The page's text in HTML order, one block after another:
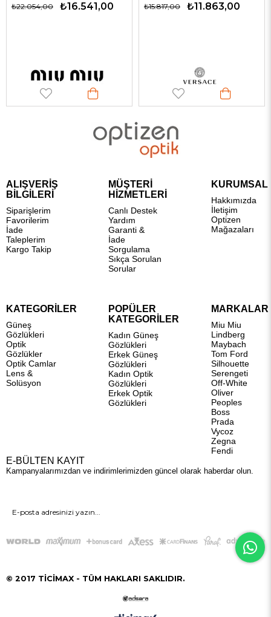
₺16.541,00 ₺11.863,00
₺15.817,00 ₺19.327,00
ALIŞVERİŞ
BİLGİLERİ
Siparişlerim
Favorilerim
İade
Taleplerim
Kargo Takip
MÜŞTERİ
HİZMETLERİ
Canlı Destek
Yardım
Garanti &
İade
Sorgulama
Sıkça Sorulan
Sorular
KURUMSAL
Hakkımızda
İletişim
Optizen
Mağazaları
KATEGORİLER
Güneş
Gözlükleri
Optik
Gözlükler
Optik Camlar
Lens &
Solüsyon
POPÜLER
KATEGORİLER
Kadın Güneş
Gözlükleri
Erkek Güneş
Gözlükleri
Kadın Optik
Gözlükleri
Erkek Optik
Gözlükleri
MARKALAR
Miu Miu
Lindberg
Maybach
Tom Ford
Silhouette
Serengeti
Off-White
Oliver
Peoples
Boss
Prada
Vycoz
Zegna
Fendi
E-BÜLTEN KAYIT
Kampanyalarımızdan ve indirimlerimizden güncel olarak haberdar olun.
GÖNDER
© 2017 TİCİMAX - TÜM HAKLARI SAKLIDIR.